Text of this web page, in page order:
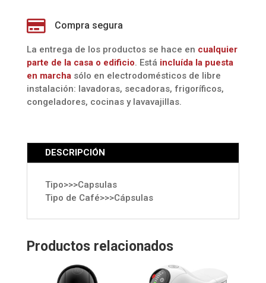
 Compra segura
La entrega de los productos se hace en cualquier
parte de la casa o edificio. Está incluída la puesta
en marchasólo en electrodomésticos de libre
instalación: lavadoras, secadoras, frigoríficos,
congeladores, cocinas y lavavajillas.
DESCRIPCIÓN
Tipo>>>Capsulas
Tipo de Café>>>Cápsulas
Productos relacionados